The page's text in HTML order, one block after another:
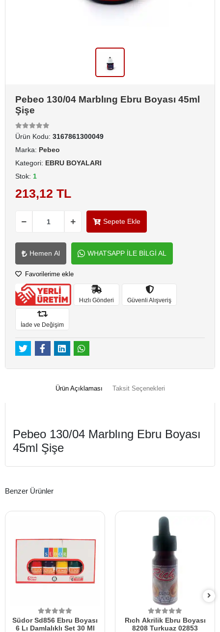
Pebeo 130/04 Marblıng Ebru Boyası 45ml
Şişe
Ürün Kodu: 3167861300049
Marka: Pebeo
Kategori: EBRU BOYALARI
Stok: 1
213,12 TL
Sepete Ekle
Hemen Al WHATSAPP İLE BİLGİ AL
Favorilerime ekle
Hızlı Gönderi Güvenli Alışveriş
İade ve Değişim
Ürün Açıklaması Taksit Seçenekleri
Pebeo 130/04 Marblıng Ebru Boyası
45ml Şişe
Benzer Ürünler
Südor Sd856 Ebru Boyası
6 Lı Damlalıklı Set 30 Ml
Rıch Akrilik Ebru Boyası
8208 Turkuaz 02853